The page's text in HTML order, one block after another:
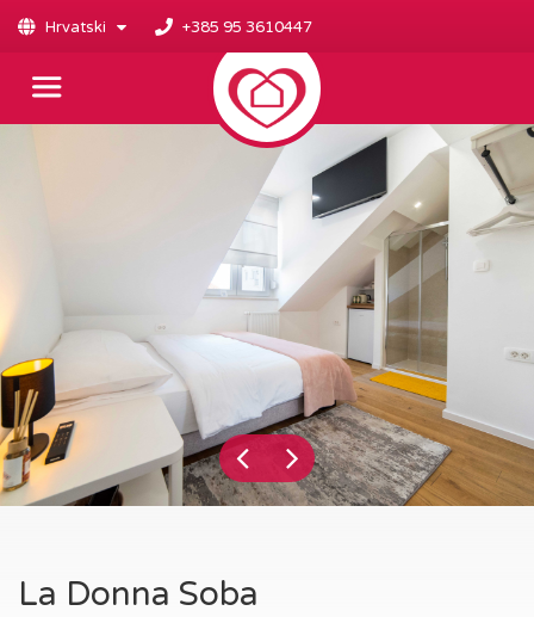
Hrvatski +385 95 3610447
La Donna Soba